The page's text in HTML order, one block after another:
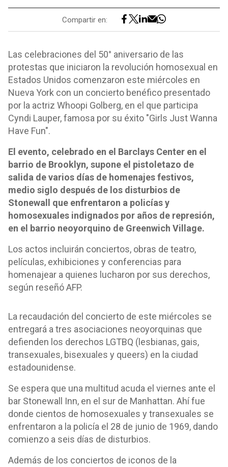
Compartir en:
Las celebraciones del 50° aniversario de las
protestas que iniciaron la revolución homosexual en
Estados Unidos comenzaron este miércoles en
Nueva York con un concierto benéfico presentado
por la actriz Whoopi Golberg, en el que participa
Cyndi Lauper, famosa por su éxito "Girls Just Wanna
Have Fun".
El evento, celebrado en el Barclays Center en el
barrio de Brooklyn, supone el pistoletazo de
salida de varios días de homenajes festivos,
medio siglo después de los disturbios de
Stonewall que enfrentaron a policías y
homosexuales indignados por años de represión,
en el barrio neoyorquino de Greenwich Village.
Los actos incluirán conciertos, obras de teatro,
películas, exhibiciones y conferencias para
homenajear a quienes lucharon por sus derechos,
según reseñó AFP.
La recaudación del concierto de este miércoles se
entregará a tres asociaciones neoyorquinas que
defienden los derechos LGTBQ (lesbianas, gais,
transexuales, bisexuales y queers) en la ciudad
estadounidense.
Se espera que una multitud acuda el viernes ante el
bar Stonewall Inn, en el sur de Manhattan. Ahí fue
donde cientos de homosexuales y transexuales se
enfrentaron a la policía el 28 de junio de 1969, dando
comienzo a seis días de disturbios.
Además de los conciertos de iconos de la